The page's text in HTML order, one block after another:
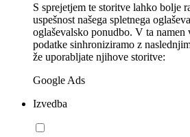
S sprejetjem te storitve lahko bolje
uspešnost našega spletnega
oglaševalsko ponudbo. V ta namen
podatke sinhroniziramo z
že uporabljate njihove storitve:
Google Ads
Izvedba